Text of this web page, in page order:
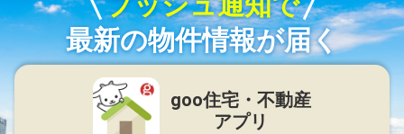
最新の物件情報が届く
goo住宅・不動産
アプリ